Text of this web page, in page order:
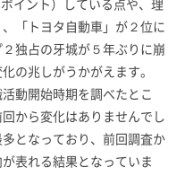
イント）している点や、理
「トヨタ自動車」が２位に
独占の牙城が５年ぶりに崩
の兆しがうかがえます。
動開始時期を調べたとこ
から変化はありませんでし
となっており、前回調査か
表れる結果となっていま